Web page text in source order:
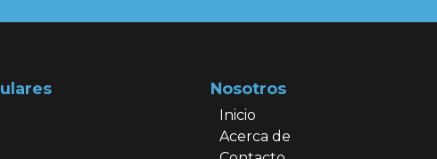
Nosotros
Inicio
Acerca de